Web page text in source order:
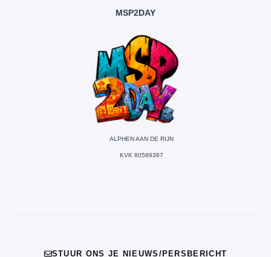
MSP2DAY
ALPHEN AAN DE RIJN
KVK 80589367
STUUR ONS JE NIEUWS/PERSBERICHT